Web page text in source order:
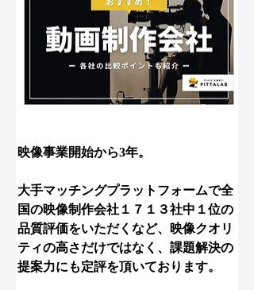
映像事業開始から3年。
大手マッチングプラットフォームで全
国の映像制作会社１７１３社中１位の
品質評価をいただくなど、 映像クオリ
ティの高さだけではなく、 課題解決の
提案力にも定評を頂いております。